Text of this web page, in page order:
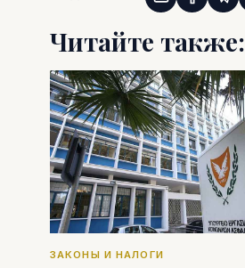
Читайте также:
ЗАКОНЫ И НАЛОГИ